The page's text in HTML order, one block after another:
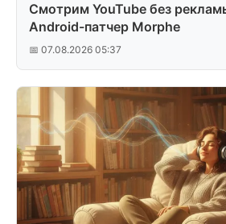
Смотрим YouTube без
Android-патчер Morphe
📅 07.08.2026 05:37